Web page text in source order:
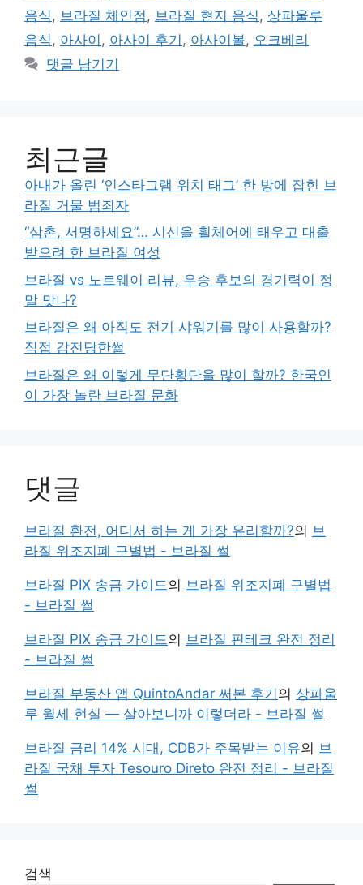
음식 , 브라질 체인점 , 브라질 현지 음식 , 상파울루
음식 , 아사이 , 아사이 후기 , 아사이볼, 오크베리
댓글 남기기
최근글
아내가 올린 ‘인스타그램 위치 태그’ 한 방에 잡힌 브
라질 거물 범죄자
“삼촌, 서명하세요”… 시신을 휠체어에 태우고 대출
받으려 한 브라질 여성
브라질 vs 노르웨이 리뷰, 우승 후보의 경기력이 정
말 맞나?
브라질은 왜 아직도 전기 샤워기를 많이 사용할까?
직접 감전당한썰
브라질은 왜 이렇게 무단횡단을 많이 할까? 한국인
이 가장 놀란 브라질 문화
댓글
브라질 환전, 어디서 하는 게 가장 유리할까?의 브
라질 위조지폐 구별법 - 브라질 썰
브라질 PIX 송금 가이드의 브라질 위조지폐 구별법
- 브라질 썰
브라질 PIX 송금 가이드의 브라질 핀테크 완전 정리
- 브라질 썰
브라질 부동산 앱 QuintoAndar 써본 후기의 상파울
루 월세 현실 — 살아보니까 이렇더라 - 브라질 썰
브라질 금리 14% 시대, CDB가 주목받는 이유의 브
라질 국채 투자 Tesouro Direto 완전 정리 - 브라질
썰
검색